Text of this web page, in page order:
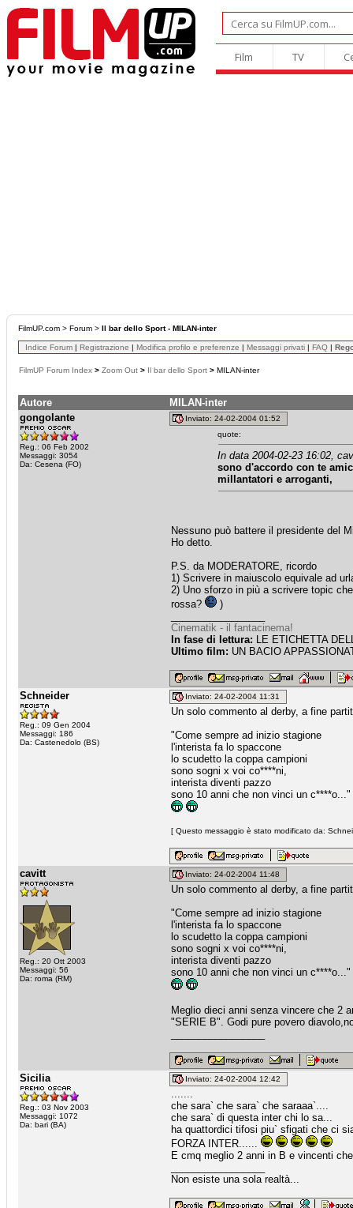
Film TV
FilmUP.com > Forum > Il bar dello Sport - MILAN-inter
Indice Forum | Registrazione | Modifica profilo e preferenze | Messaggi privati | FAQ |
FilmUP Forum Index > Zoom Out > Il bar dello Sport > MILAN-inter
Autore
MILAN-inter
gongolante
Reg.: 06 Feb 2002
Messaggi: 3054
Da: Cesena (FO)
Inviato: 24-02-2004 01:52
quote:
In data 2004-02-23 16:02,
sono d'accordo con te
millantatori e arroganti,
Nessuno può battere il presidente del
Ho detto.
P.S. da MODERATORE, ricordo
1) Scrivere in maiuscolo equivale ad
2) Uno sforzo in più a scrivere topic
rossa?
)
Cinematik - il fantacinema!
In fase di lettura: LE ETICHETTA
Ultimo film: UN BACIO
Schneider
Reg.: 09 Gen 2004
Messaggi: 186
Da: Castenedolo (BS)
Inviato: 24-02-2004 11:31
Un solo commento al derby, a fine
"Come sempre ad inizio stagione
l'interista fa lo spaccone
lo scudetto la coppa campioni
sono sogni x voi co****ni,
interista diventi pazzo
sono 10 anni che non vinci un c****o..."
[ Questo messaggio è stato modificato da:
cavitt
Reg.: 20 Ott 2003
Messaggi: 56
Da: roma (RM)
Inviato: 24-02-2004 11:48
Un solo commento al derby, a fine
"Come sempre ad inizio stagione
l'interista fa lo spaccone
lo scudetto la coppa campioni
sono sogni x voi co****ni,
interista diventi pazzo
sono 10 anni che non vinci un c****o..."
Meglio dieci anni senza vincere che 2
"SERIE B". Godi pure povero
Sicilia
Reg.: 03 Nov 2003
Messaggi: 1072
Da: bari (BA)
Inviato: 24-02-2004 12:42
.......
che sara` che sara` che saraaa`....
che sara` di questa inter chi lo sa...
ha quattordici tifosi piu` sfigati che ci
FORZA INTER......
E cmq meglio 2 anni in B e vincenti
Non esiste una sola realtà...